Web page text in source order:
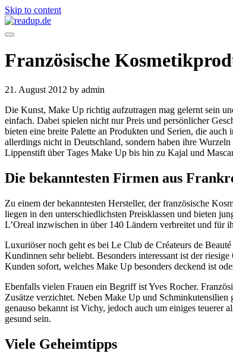
Skip to content
Französische
21. August 2012 by admin
Die Kunst, Make Up richtig aufzutragen mag gelernt sein
einfach. Dabei spielen nicht nur Preis und persönlicher
bieten eine breite Palette an Produkten und Serien, die
allerdings nicht in Deutschland, sondern haben ihre
Lippenstift über Tages Make Up bis hin zu Kajal und
Die bekanntesten Firmen aus
Zu einem der bekanntesten Hersteller, der französische
liegen in den unterschiedlichsten Preisklassen und bieten
L’Oreal inzwischen in über 140 Ländern verbreitet und für
Luxuriöser noch geht es bei Le Club de Créateurs de
Kundinnen sehr beliebt. Besonders interessant ist der
Kunden sofort, welches Make Up besonders deckend ist
Ebenfalls vielen Frauen ein Begriff ist Yves Rocher.
Zusätze verzichtet. Neben Make Up und Schminkutensilien
genauso bekannt ist Vichy, jedoch auch um einiges teuerer
gesund sein.
Viele Geheimtipps